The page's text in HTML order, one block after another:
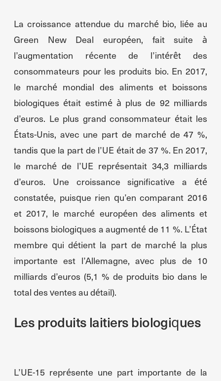
La croissance attendue du marché bio, liée au
Green New Deal européen, fait suite à
l’augmentation récente de l’intérêt des
consommateurs pour les produits bio. En 2017,
le marché mondial des aliments et boissons
biologiques était estimé à plus de 92 milliards
d’euros. Le plus grand consommateur était les
États-Unis, avec une part de marché de 47 %,
tandis que la part de l’UE était de 37 %. En 2017,
le marché de l’UE représentait 34,3 milliards
d’euros. Une croissance significative a été
constatée, puisque rien qu’en comparant 2016
et 2017, le marché européen des aliments et
boissons biologiques a augmenté de 11 %. L’État
membre qui détient la part de marché la plus
importante est l’Allemagne, avec plus de 10
milliards d’euros (5,1 % de produits bio dans le
total des ventes au détail).
Les produits laitiers biologiques
L’UE-15 représente une part importante de la